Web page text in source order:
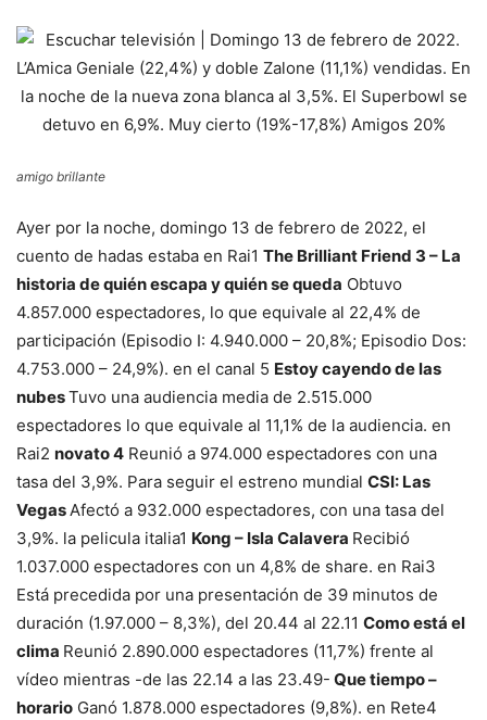
amigo brillante
Ayer por la noche, domingo 13 de febrero de 2022, el
cuento de hadas estaba en Rai1 The Brilliant Friend 3 – La
historia de quién escapa y quién se queda Obtuvo
4.857.000 espectadores, lo que equivale al 22,4% de
participación (Episodio I: 4.940.000 – 20,8%; Episodio Dos:
4.753.000 – 24,9%). en el canal 5 Estoy cayendo de las
nubesTuvo una audiencia media de 2.515.000
espectadores lo que equivale al 11,1% de la audiencia. en
Rai2 novato 4 Reunió a 974.000 espectadores con una
tasa del 3,9%. Para seguir el estreno mundial CSI: Las
VegasAfectó a 932.000 espectadores, con una tasa del
3,9%. la pelicula italia1 Kong – Isla Calavera Recibió
1.037.000 espectadores con un 4,8% de share. en Rai3
Está precedida por una presentación de 39 minutos de
duración (1.97.000 – 8,3%), del 20.44 al 22.11 Como está el
clima Reunió 2.890.000 espectadores (11,7%) frente al
vídeo mientras -de las 22.14 a las 23.49- Que tiempo –
horario Ganó 1.878.000 espectadores (9,8%). en Rete4